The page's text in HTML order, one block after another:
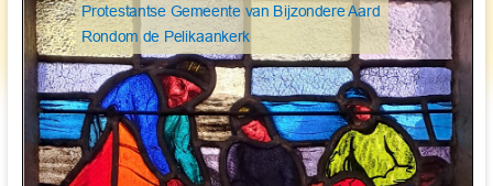
Koffie na de dienst
Kerkdienst gemist
Agenda
Activiteiten
Ouderen